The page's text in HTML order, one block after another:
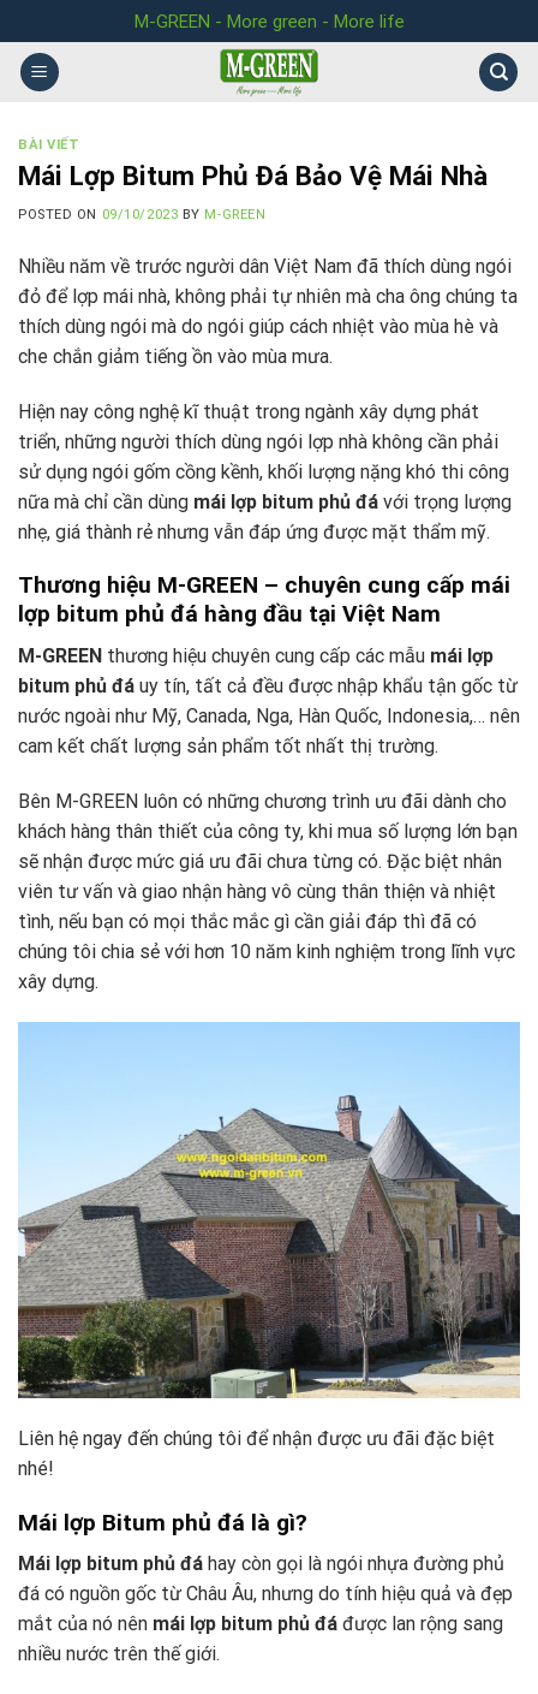
to
content
M-GREEN - More green - More life
BÀI VIẾT
Mái Lợp Bitum Phủ Đá Bảo Vệ Mái Nhà
POSTED ON 09/10/2023 BY M-GREEN
Nhiều năm về trước người dân Việt Nam đã thích dùng ngói
đỏ để lợp mái nhà, không phải tự nhiên mà cha ông chúng ta
thích dùng ngói mà do ngói giúp cách nhiệt vào mùa hè và
che chắn giảm tiếng ồn vào mùa mưa.
Hiện nay công nghệ kĩ thuật trong ngành xây dựng phát
triển, những người thích dùng ngói lợp nhà không cần phải
sử dụng ngói gốm cồng kềnh, khối lượng nặng khó thi công
nữa mà chỉ cần dùng mái lợp bitum phủ đá với trọng lượng
nhẹ, giá thành rẻ nhưng vẫn đáp ứng được mặt thẩm mỹ.
Thương hiệu M-GREEN – chuyên cung cấp mái
lợp bitum phủ đá hàng đầu tại Việt Nam
M-GREEN thương hiệu chuyên cung cấp các mẫu mái lợp
bitum phủ đá uy tín, tất cả đều được nhập khẩu tận gốc từ
nước ngoài như Mỹ, Canada, Nga, Hàn Quốc, Indonesia,… nên
cam kết chất lượng sản phẩm tốt nhất thị trường.
Bên M-GREEN luôn có những chương trình ưu đãi dành cho
khách hàng thân thiết của công ty, khi mua số lượng lớn bạn
sẽ nhận được mức giá ưu đãi chưa từng có. Đặc biệt nhân
viên tư vấn và giao nhận hàng vô cùng thân thiện và nhiệt
tình, nếu bạn có mọi thắc mắc gì cần giải đáp thì đã có
chúng tôi chia sẻ với hơn 10 năm kinh nghiệm trong lĩnh vực
xây dựng.
Liên hệ ngay đến chúng tôi để nhận được ưu đãi đặc biệt
nhé!
Mái lợp Bitum phủ đá là gì?
Mái lợp bitum phủ đá hay còn gọi là ngói nhựa đường phủ
đá có nguồn gốc từ Châu Âu, nhưng do tính hiệu quả và đẹp
mắt của nó nên mái lợp bitum phủ đá được lan rộng sang
nhiều nước trên thế giới.